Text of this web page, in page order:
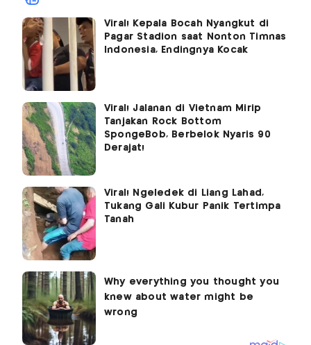
Viral! Kepala Bocah Nyangkut di
Pagar Stadion saat Nonton Timnas
Indonesia, Endingnya Kocak
Viral! Jalanan di Vietnam Mirip
Tanjakan Rock Bottom
SpongeBob, Berbelok Nyaris 90
Derajat!
Viral! Ngeledek di Liang Lahad,
Tukang Gali Kubur Panik Tertimpa
Tanah